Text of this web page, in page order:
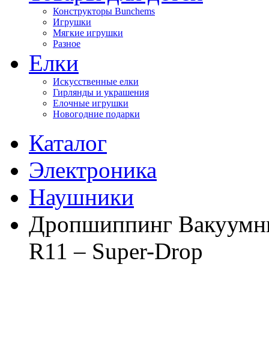
Конструкторы Bunchems
Игрушки
Мягкие игрушки
Разное
Елки
Искусственные елки
Гирлянды и украшения
Елочные игрушки
Новогодние подарки
Каталог
Электроника
Наушники
Дропшиппинг
R11 – Super-Drop